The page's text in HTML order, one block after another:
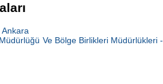
Ve Bölge Birlikleri Müdürlükleri -